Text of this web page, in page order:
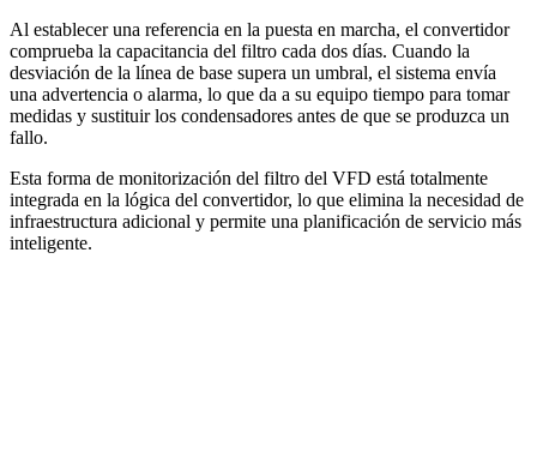
Al establecer una referencia en la puesta en marcha, el convertidor
comprueba la capacitancia del filtro cada dos días. Cuando la
desviación de la línea de base supera un umbral, el sistema envía
una advertencia o alarma, lo que da a su equipo tiempo para tomar
medidas y sustituir los condensadores antes de que se produzca un
fallo.
Esta forma de monitorización del filtro del VFD está totalmente
integrada en la lógica del convertidor, lo que elimina la necesidad de
infraestructura adicional y permite una planificación de servicio más
inteligente.